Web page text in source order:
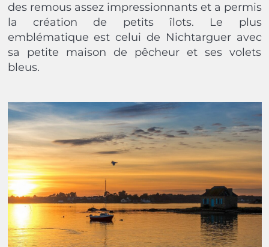
des remous assez impressionnants et a permis
la création de petits îlots. Le plus
emblématique est celui de Nichtarguer avec
sa petite maison de pêcheur et ses volets
bleus.